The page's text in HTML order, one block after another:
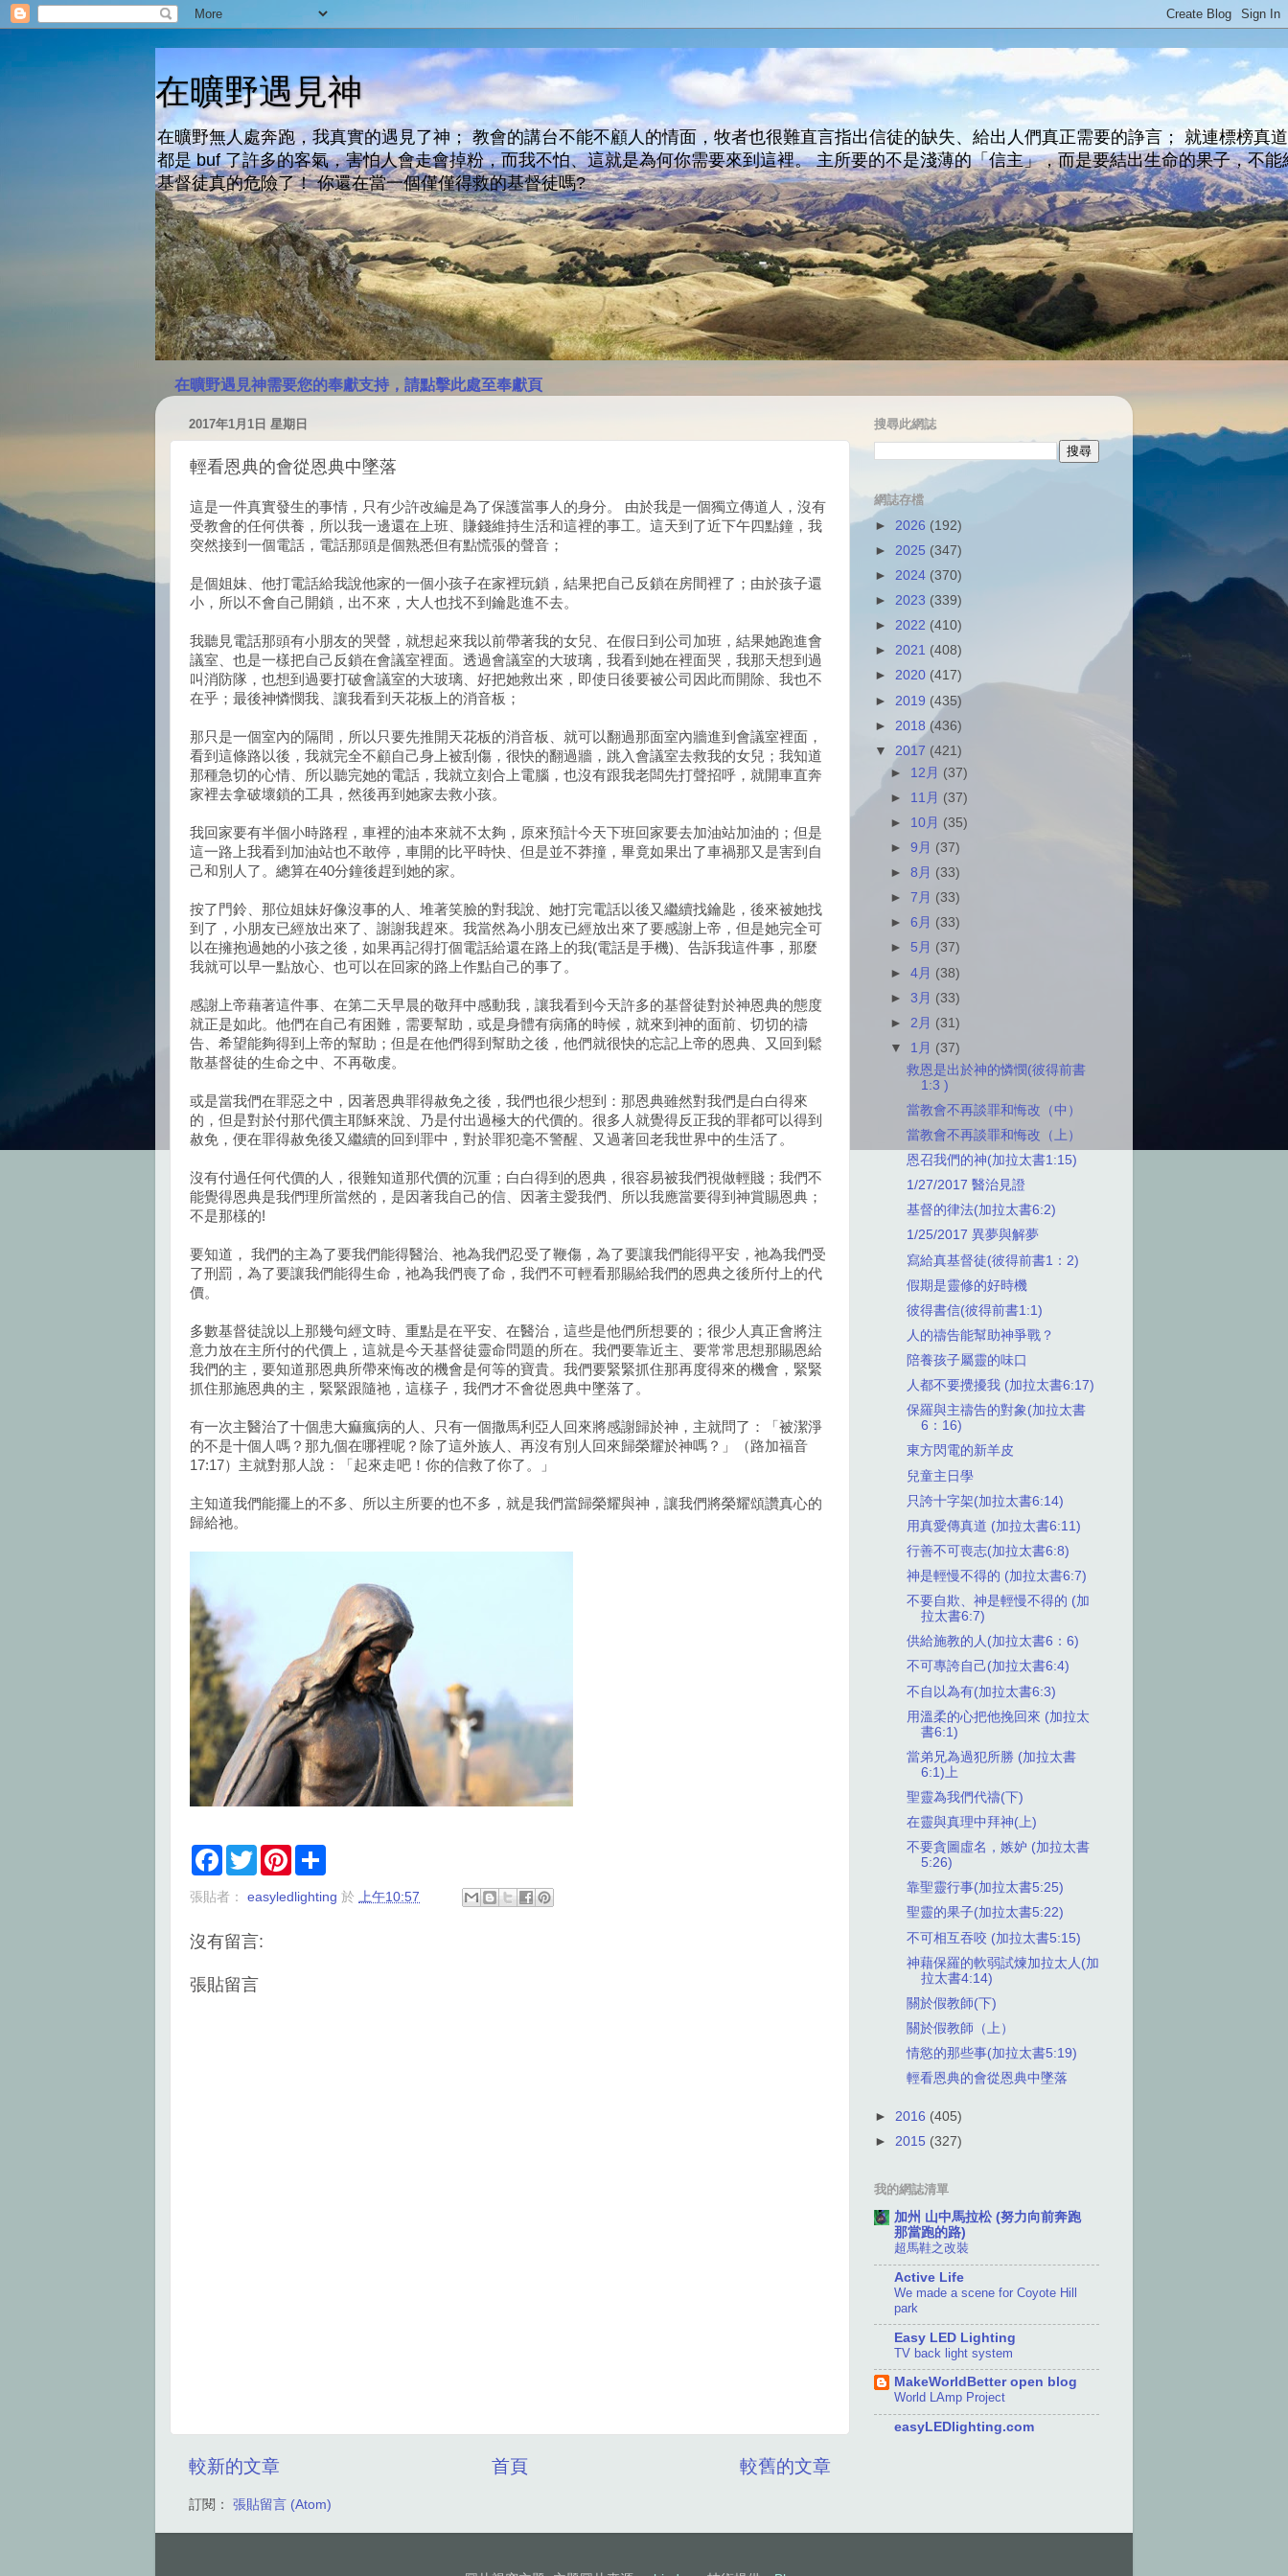
在曠野遇見神
在曠野無人處奔跑，我真實的遇見了神； 教會的講台不能不顧人的情面，牧者也很難直言指出信徒的缺失、給出人們真正需要的諍言； 就連標榜真
都是 buf 了許多的客氣，害怕人會走會掉粉，而我不怕、這就是為何你需要來到這裡。 主所要的不是淺薄的「信主」，而是要結出生命的果子，不能
基督徒真的危險了！ 你還在當一個僅僅得救的基督徒嗎?
在曠野遇見神需要您的奉獻支持，請點擊此處至奉獻頁
2017年1月1日 星期日
輕看恩典的會從恩典中墜落
這是一件真實發生的事情，只有少許改編是為了保護當事人的身分。 由於我是一個獨立傳道人，沒有
受教會的任何供養，所以我一邊還在上班、賺錢維持生活和這裡的事工。這天到了近下午四點鐘，我
突然接到一個電話，電話那頭是個熟悉但有點慌張的聲音；
是個姐妹、他打電話給我說他家的一個小孩子在家裡玩鎖，結果把自己反鎖在房間裡了；由於孩子還
小，所以不會自己開鎖，出不來，大人也找不到鑰匙進不去。
我聽見電話那頭有小朋友的哭聲，就想起來我以前帶著我的女兒、在假日到公司加班，結果她跑進會
議室、也是一樣把自己反鎖在會議室裡面。透過會議室的大玻璃，我看到她在裡面哭，我那天想到過
叫消防隊，也想到過要打破會議室的大玻璃、好把她救出來，即使日後要被公司因此而開除、我也不
在乎；最後神憐憫我、讓我看到天花板上的消音板；
那只是一個室內的隔間，所以只要先推開天花板的消音板、就可以翻過那面室內牆進到會議室裡面，
看到這條路以後，我就完全不顧自己身上被刮傷，很快的翻過牆，跳入會議室去救我的女兒；我知道
那種急切的心情、所以聽完她的電話，我就立刻合上電腦，也沒有跟我老闆先打聲招呼，就開車直奔
家裡去拿破壞鎖的工具，然後再到她家去救小孩。
我回家要有半個小時路程，車裡的油本來就不太夠，原來預計今天下班回家要去加油站加油的；但是
這一路上我看到加油站也不敢停，車開的比平時快、但是並不莽撞，畢竟如果出了車禍那又是害到自
己和別人了。總算在40分鐘後趕到她的家。
按了門鈴、那位姐妹好像沒事的人、堆著笑臉的對我說、她打完電話以後又繼續找鑰匙，後來被她找
到了，小朋友已經放出來了、謝謝我趕來。我當然為小朋友已經放出來了要感謝上帝，但是她完全可
以在擁抱過她的小孩之後，如果再記得打個電話給還在路上的我(電話是手機)、告訴我這件事，那麼
我就可以早一點放心、也可以在回家的路上作點自己的事了。
感謝上帝藉著這件事、在第二天早晨的敬拜中感動我，讓我看到今天許多的基督徒對於神恩典的態度
就正是如此。他們在自己有困難，需要幫助，或是身體有病痛的時候，就來到神的面前、切切的禱
告、希望能夠得到上帝的幫助；但是在他們得到幫助之後，他們就很快的忘記上帝的恩典、又回到鬆
散基督徒的生命之中、不再敬虔。
或是當我們在罪惡之中，因著恩典罪得赦免之後，我們也很少想到：那恩典雖然對我們是白白得來
的，但是對於付那代價主耶穌來說、乃是付出過極大的代價的。很多人就覺得反正我的罪都可以得到
赦免，便在罪得赦免後又繼續的回到罪中，對於罪犯毫不警醒、又過著回老我世界中的生活了。
沒有付過任何代價的人，很難知道那代價的沉重；白白得到的恩典，很容易被我們視做輕賤；我們不
能覺得恩典是我們理所當然的，是因著我自己的信、因著主愛我們、所以我應當要得到神賞賜恩典；
不是那樣的!
要知道， 我們的主為了要我們能得醫治、祂為我們忍受了鞭傷，為了要讓我們能得平安，祂為我們受
了刑罰，為了要讓我們能得生命，祂為我們喪了命，我們不可輕看那賜給我們的恩典之後所付上的代
價。
多數基督徒說以上那幾句經文時、重點是在平安、在醫治，這些是他們所想要的；很少人真正會將注
意力放在主所付的代價上，這就是今天基督徒靈命問題的所在。我們要靠近主、要常常思想那賜恩給
我們的主，要知道那恩典所帶來悔改的機會是何等的寶貴。我們要緊緊抓住那再度得來的機會，緊緊
抓住那施恩典的主，緊緊跟隨祂，這樣子，我們才不會從恩典中墜落了。
有一次主醫治了十個患大痲瘋病的人、只有一個撒馬利亞人回來將感謝歸於神，主就問了：「被潔淨
的不是十個人嗎？那九個在哪裡呢？除了這外族人、再沒有別人回來歸榮耀於神嗎？」（路加福音
17:17）主就對那人說：「起來走吧！你的信救了你了。」
主知道我們能擺上的不多、所以主所要的也不多，就是我們當歸榮耀與神，讓我們將榮耀頌讚真心的
歸給祂。
F
e
o
T
w
t
r
P
t
r
張貼者： easyledlighting 於 上午10:57
沒有留言:
張貼留言
較新的文章 較舊的文章
首頁
訂閱： 張貼留言 (Atom)
搜尋此網誌
網誌存檔
► 2026 (192)
► 2025 (347)
► 2024 (370)
► 2023 (339)
► 2022 (410)
► 2021 (408)
► 2020 (417)
► 2019 (435)
► 2018 (436)
▼ 2017 (421)
► 12月 (37)
► 11月 (37)
► 10月 (35)
►9月 (37)
►8月 (33)
►7月 (33)
►6月 (33)
► 5月 (37)
►4月 (38)
►3月 (33)
► 2月 (31)
▼ 1月 (37)
救恩是出於神的憐憫(彼得前書
1:3 )
當教會不再談罪和悔改（中）
當教會不再談罪和悔改（上）
恩召我們的神(加拉太書1:15)
1/27/2017 醫治見證
基督的律法(加拉太書6:2)
1/25/2017 異夢與解夢
寫給真基督徒(彼得前書1：2)
假期是靈修的好時機
彼得書信(彼得前書1:1)
人的禱告能幫助神爭戰？
陪養孩子屬靈的味口
人都不要攪擾我 (加拉太書6:17)
保羅與主禱告的對象(加拉太書
6：16)
東方閃電的新羊皮
兒童主日學
只誇十字架(加拉太書6:14)
用真愛傳真道 (加拉太書6:11)
行善不可喪志(加拉太書6:8)
神是輕慢不得的 (加拉太書6:7)
不要自欺、神是輕慢不得的 (加
拉太書6:7)
供給施教的人(加拉太書6：6)
不可專誇自己(加拉太書6:4)
不自以為有(加拉太書6:3)
用溫柔的心把他挽回來 (加拉太
書6:1)
當弟兄為過犯所勝 (加拉太書
6:1)上
聖靈為我們代禱(下)
在靈與真理中拜神(上)
不要貪圖虛名，嫉妒 (加拉太書
5:26)
靠聖靈行事(加拉太書5:25)
聖靈的果子(加拉太書5:22)
不可相互吞咬 (加拉太書5:15)
神藉保羅的軟弱試煉加拉太人(加
拉太書4:14)
關於假教師(下)
關於假教師（上）
情慾的那些事(加拉太書5:19)
輕看恩典的會從恩典中墜落
► 2016 (405)
► 2015 (327)
我的網誌清單
加州 山中馬拉松 (努力向前奔跑
那當跑的路)
超馬鞋之改裝
Active Life
We made a scene for Coyote Hill
park
Easy LED Lighting
TV back light system
MakeWorldBetter open blog
World LAmp Project
easyLEDlighting.com